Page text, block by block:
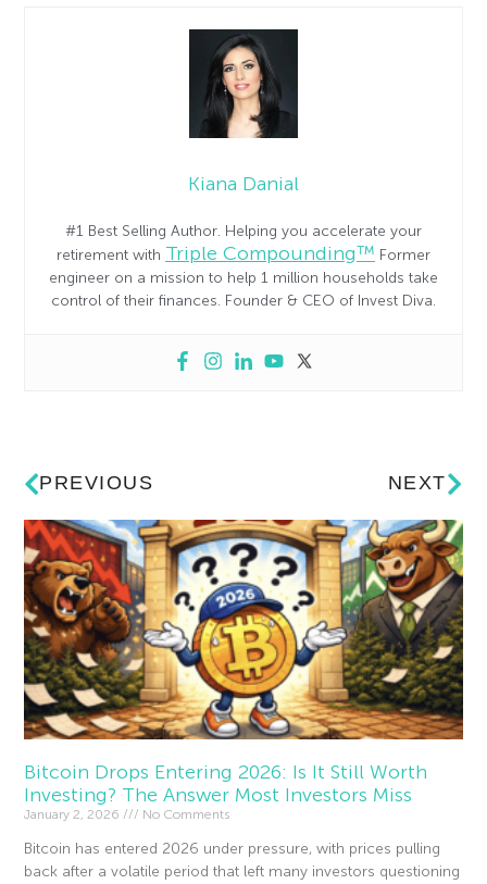
Kiana Danial
#1 Best Selling Author. Helping you accelerate your
retirement with Triple Compounding™ Former
engineer on a mission to help 1 million households take
control of their finances. Founder & CEO of Invest Diva.
PREVIOUS NEXT
Bitcoin Drops Entering 2026: Is It Still Worth
Investing? The Answer Most Investors Miss
January 2, 2026 No Comments
Bitcoin has entered 2026 under pressure, with prices pulling
back after a volatile period that left many investors questioning